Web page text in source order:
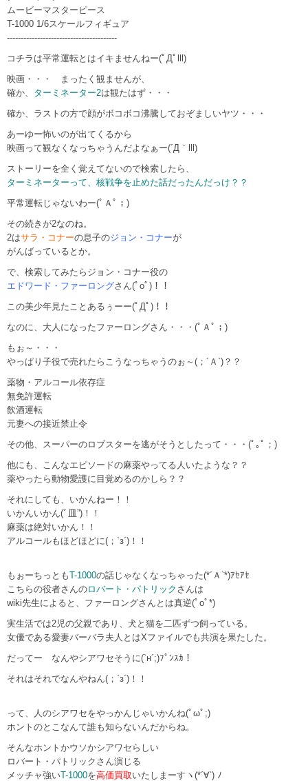
ムービーマスターピース
T-1000 1/6スケールフィギュア
----------------------------------------
コチラは平常運転とはイキませんねー(ﾟДﾟlll)
映画・・・ まったく観ませんが、
確か、 ターミネーター2は観たはず・・・
確か、ラストの方で顔がボコボコ沸騰しておぞましいヤツ・・・
あーゆー怖いのが出てくるから
映画って観なくなっちゃうんだよなぁー(´Д｀lll)
ストーリーを全く覚えてないので検索したら、
ターミネーターって、核戦争を止めた話だったんだっけ？？
平常運転じゃないわー(ﾟＡﾟ；)
その続きが2なのね。
2はサラ・コナーの息子のジョン・コナーが
がんばっているとか。
で、検索してみたらジョン・コナー役の
エドワード・ファーロングさん(ﾟoﾟ)！！
この美少年見たことあるぅーー(ﾟДﾟ)！！
なのに、大人になったファーロングさん・・・(ﾟＡﾟ；)
もぉ～・・・
やっぱり子役で売れたらこうなっちゃうのぉ～(；´Ａ`)？？
薬物・アルコール依存症
無免許運転
飲酒運転
元妻への接近禁止令
その他、スーパーのロブスターを逃がそうとしたって・・・(ﾟ｡ﾟ；)
他にも、こんなエピソードの麻薬やってる人いたような？？
薬やったら動物愛護に目覚めるのかしら？？
それにしても、いかんねー！！
いかんいかん(ﾞ皿”)！！
麻薬は絶対いかん！！
アルコールもほどほどに(；`з´)！！
もぉーちっともT-1000の話じゃなくなっちゃった(*´Ａ`*)ｱｾｱｾ
こちらの役者さんのロバート・パトリック さんは
wiki先生によると、ファーロングさんとは真逆(ﾟoﾟ*)
実生活では2児の父親であり、犬と猫を二匹ずつ飼っている。
女優である愛妻バーバラ夫人とはXファイルでも共演を果たした。
だってー なんやシアワセそうに(`н´;)ﾌﾟﾝｽｶ！
それはそれでなんやねん(；`з´)！！
って、人のシアワセをやっかんじゃいかんね(ﾟωﾟ;)
ホントのとこなんて誰も知らないんだからね。
そんなホントかウソかシアワセらしい
ロバート・パトリックさん演じる
メッチャ強いT-1000を高価買取いたしまーすヽ(*´∀`) ﾉ